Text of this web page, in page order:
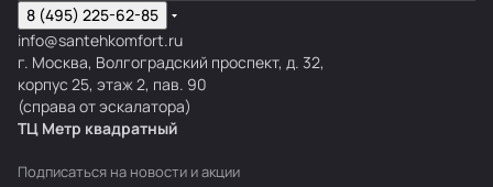
8 (495) 225-62-85
info@santehkomfort.ru
г. Москва, Волгоградский проспект, д. 32,
корпус 25, этаж 2, пав. 90
(справа от эскалатора)
ТЦ Метр квадратный
Подписаться на новости и акции